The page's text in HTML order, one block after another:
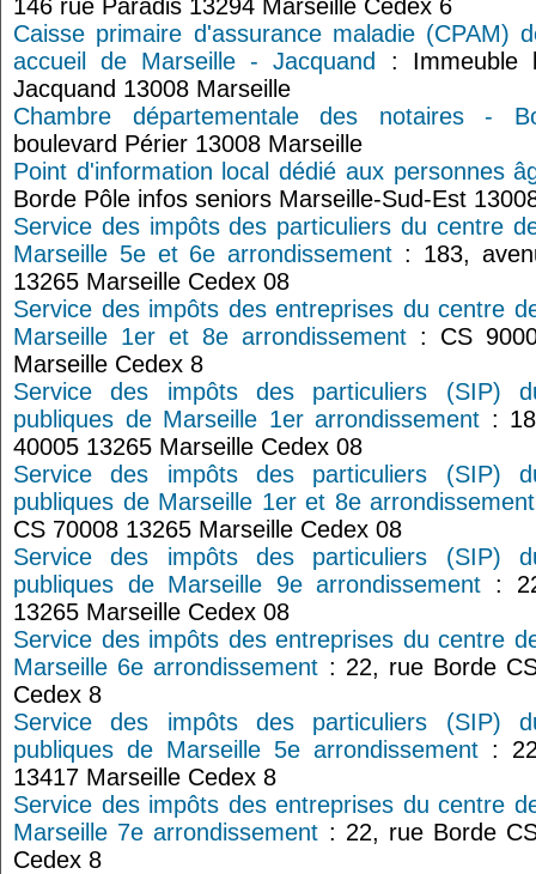
146 rue Paradis 13294 Marseille Cedex 6
Caisse primaire d'assurance maladie (CPAM)
accueil de Marseille - Jacquand
: Immeuble
Jacquand 13008 Marseille
Chambre départementale des notaires -
boulevard Périer 13008 Marseille
Point d'information local dédié aux personnes
Borde Pôle infos seniors Marseille-Sud-Est
Service des impôts des particuliers du centre
Marseille 5e et 6e arrondissement : 183,
13265 Marseille Cedex 08
Service des impôts des entreprises du centre
Marseille 1er et 8e arrondissement : CS
Marseille Cedex 8
Service des impôts des particuliers (SIP)
publiques de Marseille 1er arrondissement :
40005 13265 Marseille Cedex 08
Service des impôts des particuliers (SIP)
publiques de Marseille 1er et 8e arrondissement
CS 70008 13265 Marseille Cedex 08
Service des impôts des particuliers (SIP)
publiques de Marseille 9e arrondissement :
13265 Marseille Cedex 08
Service des impôts des entreprises du centre
Marseille 6e arrondissement : 22, rue Borde
Cedex 8
Service des impôts des particuliers (SIP)
publiques de Marseille 5e arrondissement :
13417 Marseille Cedex 8
Service des impôts des entreprises du centre
Marseille 7e arrondissement : 22, rue Borde
Cedex 8